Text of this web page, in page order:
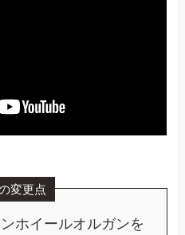
変更点
ホイールオルガンを